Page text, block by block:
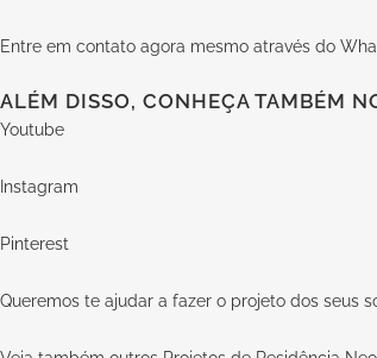
Entre em contato agora mesmo através do
ALÉM DISSO, CONHEÇA TAMBÉM
Youtube
Instagram
Pinterest
Queremos te ajudar a fazer o projeto dos seus